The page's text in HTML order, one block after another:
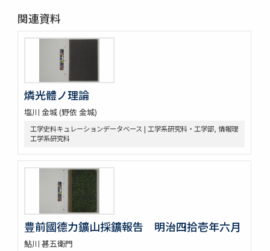
関連資料
燐光體ノ理論
塩川 金城 (野依 金城)
工学史料キュレーションデータベース | 工学系研究科・工学部, 情報理
工学系研究科
豊前國德力鑛山採鑛報告 明治四拾壱年六月
鮎川 甚五衛門